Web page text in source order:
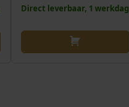
Direct leverbaar, 1 werkdag